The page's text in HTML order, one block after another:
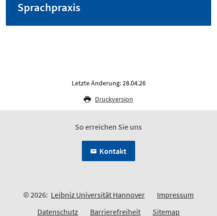
Sprachpraxis
Letzte Änderung: 28.04.26
Druckversion
So erreichen Sie uns
Kontakt
© 2026: Leibniz Universität Hannover
Impressum
Datenschutz
Barrierefreiheit Sitemap